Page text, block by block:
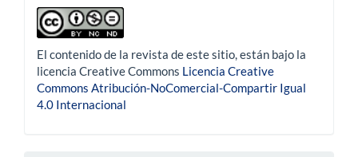
derechoautor
El contenido de la revista de este sitio, están bajo la
licencia Creative Commons Licencia Creative
Commons Atribución-NoComercial-Compartir Igual
4.0 Internacional